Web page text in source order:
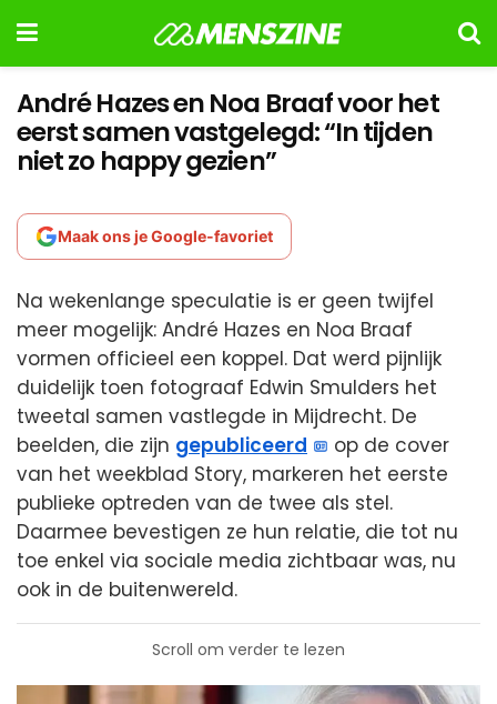
André Hazes en Noa Braaf voor het
eerst samen vastgelegd: “In tijden
niet zo happy gezien”
Maak ons je Google-favoriet
Na wekenlange speculatie is er geen twijfel
meer mogelijk: André Hazes en Noa Braaf
vormen officieel een koppel. Dat werd pijnlijk
duidelijk toen fotograaf Edwin Smulders het
tweetal samen vastlegde in Mijdrecht. De
beelden, die zijn gepubliceerd
op de cover
van het weekblad Story, markeren het eerste
publieke optreden van de twee als stel.
Daarmee bevestigen ze hun relatie, die tot nu
toe enkel via sociale media zichtbaar was, nu
ook in de buitenwereld.
Scroll om verder te lezen